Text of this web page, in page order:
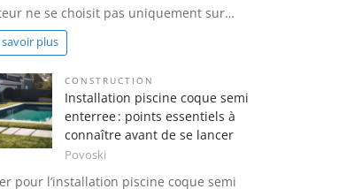
ne se choisit pas uniquement sur…
savoir plus
CONSTRUCTION
Installation piscine coque semi
enterree : points essentiels à
connaître avant de se lancer
Povoski
pour l’installation piscine coque semi